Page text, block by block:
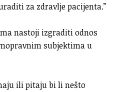
za zdravlje pacijenta.”
nastoji izgraditi odnos
subjektima u
ili pitaju bi li nešto